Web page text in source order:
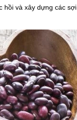
hồi và xây dựng các